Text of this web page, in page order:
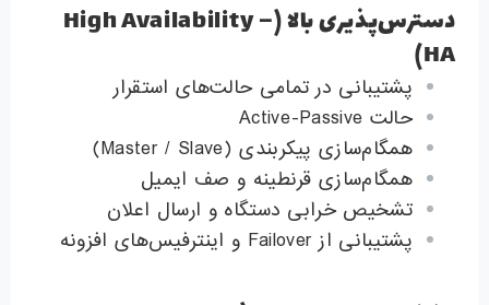
دسترس‌پذیری بالا (High Availability –
HA)
پشتیبانی در تمامی حالت‌های استقرار
حالت Active-Passive
همگام‌سازی پیکربندی (Master / Slave)
همگام‌سازی قرنطینه و صف ایمیل
تشخیص خرابی دستگاه و ارسال اعلان
پشتیبانی از Failover و اینترفیس‌های افزونه